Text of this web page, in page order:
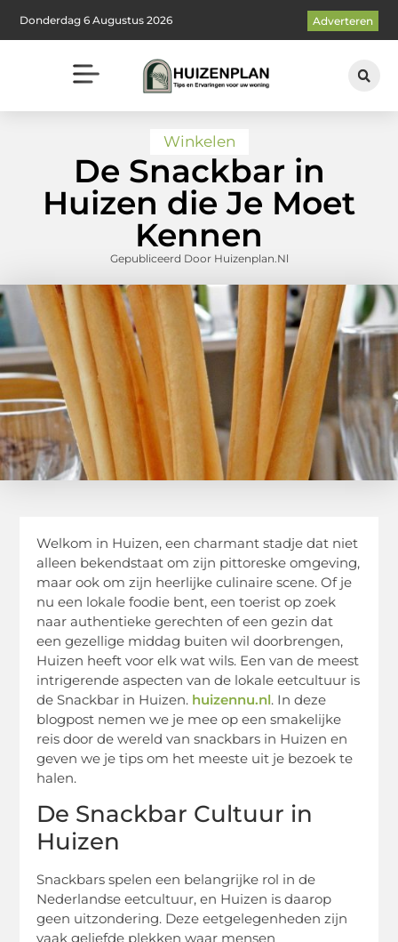
Donderdag 6 Augustus 2026 Adverteren
Winkelen
De Snackbar in
Huizen die Je Moet
Kennen
Gepubliceerd Door Huizenplan.nl
Welkom in Huizen, een charmant stadje dat niet
alleen bekendstaat om zijn pittoreske omgeving,
maar ook om zijn heerlijke culinaire scene. Of je
nu een lokale foodie bent, een toerist op zoek
naar authentieke gerechten of een gezin dat
een gezellige middag buiten wil doorbrengen,
Huizen heeft voor elk wat wils. Een van de meest
intrigerende aspecten van de lokale eetcultuur is
de Snackbar in Huizen. huizennu.nl. In deze
blogpost nemen we je mee op een smakelijke
reis door de wereld van snackbars in Huizen en
geven we je tips om het meeste uit je bezoek te
halen.
De Snackbar Cultuur in
Huizen
Snackbars spelen een belangrijke rol in de
Nederlandse eetcultuur, en Huizen is daarop
geen uitzondering. Deze eetgelegenheden zijn
vaak geliefde plekken waar mensen